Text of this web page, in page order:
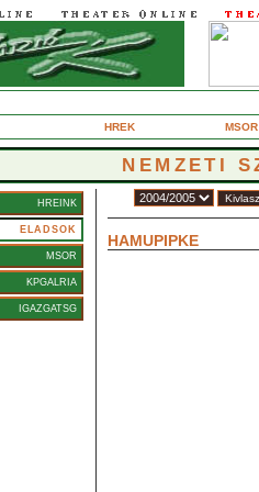
HREK MSOR
NEMZETI
HREINK
ELADSOK
MSOR
KPGALRIA
IGAZGATSG
HAMUPIPKE